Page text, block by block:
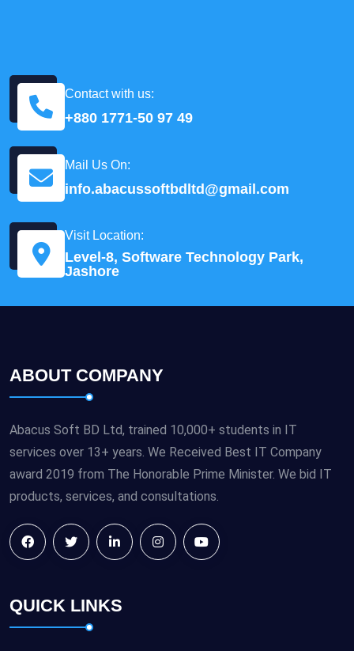
Contact with us:
+880 1771-50 97 49
Mail Us On:
info.abacussoftbdltd@gmail.com
Visit Location:
Level-8, Software Technology Park,
Jashore
ABOUT COMPANY
Abacus Soft BD Ltd, trained 10,000+ students in IT
services over 13+ years. We Received Best IT Company
award 2019 from The Honorable Prime Minister. We bid IT
products, services, and consultations.
QUICK LINKS